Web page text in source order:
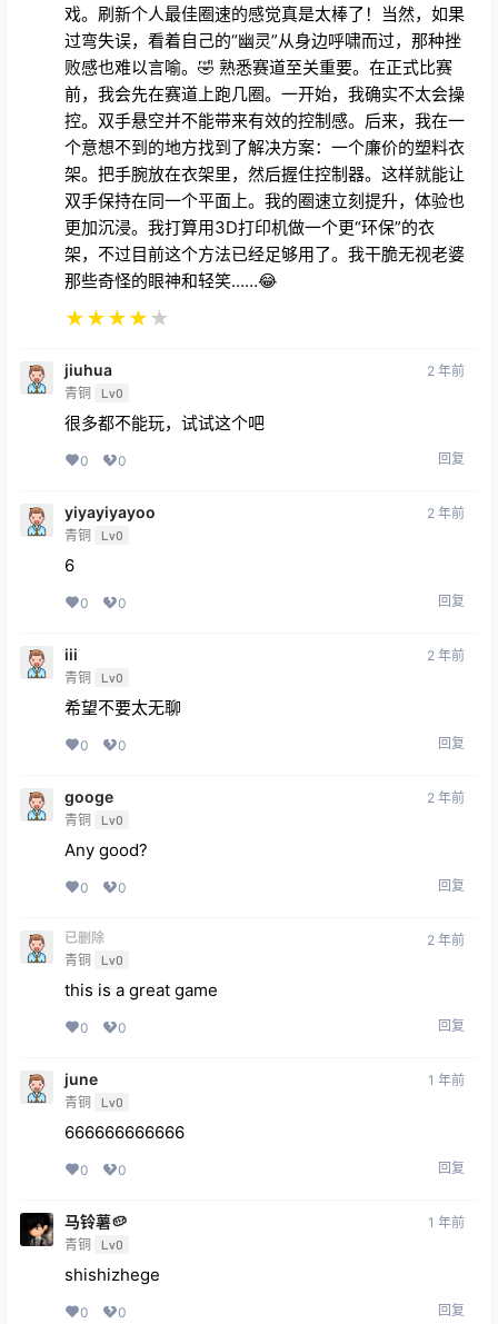
前，我会先在赛道上跑几圈。一开始，我确实不太会操
控。双手悬空并不能带来有效的控制感。后来，我在一
个意想不到的地方找到了解决方案：一个廉价的塑料衣
架。把手腕放在衣架里，然后握住控制器。这样就能让
双手保持在同一个平面上。我的圈速立刻提升，体验也
更加沉浸。我打算用3D打印机做一个更“环保”的衣
架，不过目前这个方法已经足够用了。我干脆无视老婆
那些奇怪的眼神和轻笑……😂
★★★★★
jiuhua
青铜 Lv0
0 回复
yiyayiyayoo
青铜 Lv0
0 0 回复
iii
青铜 Lv0
回复
googe
青铜 Lv0
0 回复
已删除
青铜
Lv0
0 回复
june
青铜 Lv0
0 回复
马铃薯🥔
青铜 Lv0
0 0 回复
原神
青铜 Lv0